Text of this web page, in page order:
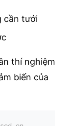
cần tưới
thí nghiệm
biến của